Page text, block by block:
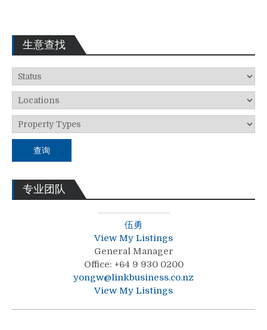
生意查找
查询
专业团队
伍勇
View My Listings
General Manager
Office: +64 9 930 0200
yongw@linkbusiness.co.nz
View My Listings